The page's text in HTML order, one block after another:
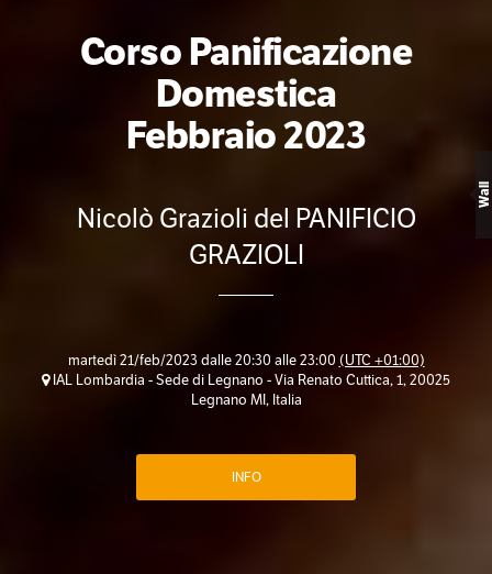
Corso Panificazione
Domestica
Febbraio 2023
Nicolò Grazioli del PANIFICIO
GRAZIOLI
martedì 21/feb/2023 dalle 20:30 alle 23:00 (UTC +01:00)
IAL Lombardia - Sede di Legnano - Via Renato Cuttica, 1, 20025
Legnano MI, Italia
INFO
Wall